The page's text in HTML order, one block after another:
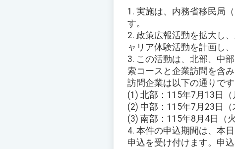
1. 実施は、内務省移民局
す。
2. 政策広報活動を拡大し
ャリア体験活動を計画し
3. この活動は、北部、中
索コースと企業訪問を含
訪問企業は以下の通りです
(1) 北部：115年7月13日（
(2) 中部：115年7月23日（
(3) 南部：115年8月4日（
4. 本件の申込期間は、本
申込を受け付けます。申